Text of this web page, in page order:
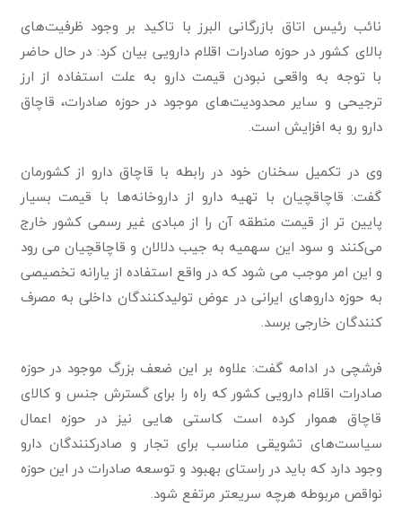
نائب رئیس اتاق بازرگانی البرز با تاکید بر وجود ظرفیت‌های
بالای کشور در حوزه صادرات اقلام دارویی بیان کرد: در حال حاضر
با توجه به واقعی نبودن قیمت دارو به علت استفاده از ارز
ترجیحی و سایر محدودیت‌ها‌ی موجود در حوزه صادرات، قاچاق
دارو رو به افزایش است.
وی در تکمیل سخنان خود در رابطه با قاچاق دارو از کشورمان
گفت: قاچاقچیان با تهیه دارو از داروخانه‌ها با قیمت بسیار
پایین تر از قیمت منطقه آن را از مبادی غیر رسمی کشور خارج
می‌کنند و سود این سهمیه به جیب دلالان و قاچاقچیان می رود
و این امر موجب می شود که در واقع استفاده از یارانه تخصیصی
به حوزه داروهای ایرانی در عوض تولیدکنندگان داخلی به مصرف
کنندگان خارجی برسد.
فرشچی در ادامه گفت: علاوه بر این ضعف بزرگ موجود در حوزه
صادرات اقلام دارویی کشور که راه را برای گسترش جنس و کالای
قاچاق هموار کرده است کاستی هایی نیز در حوزه اعمال
سیاست‌های تشویقی مناسب برای تجار و صادرکنندگان دارو
وجود دارد که باید در راستای بهبود و توسعه صادرات در این حوزه
نواقص مربوطه هرچه سریعتر مرتفع شود.